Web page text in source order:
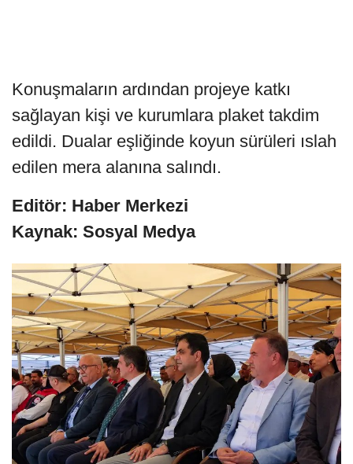
Konuşmaların ardından projeye katkı
sağlayan kişi ve kurumlara plaket takdim
edildi. Dualar eşliğinde koyun sürüleri ıslah
edilen mera alanına salındı.
Editör: Haber Merkezi
Kaynak: Sosyal Medya